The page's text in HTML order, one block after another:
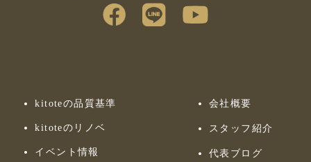
kitoteの品質基準
kitoteのリノベ
イベント情報
会社概要
スタッフ紹介
代表ブログ